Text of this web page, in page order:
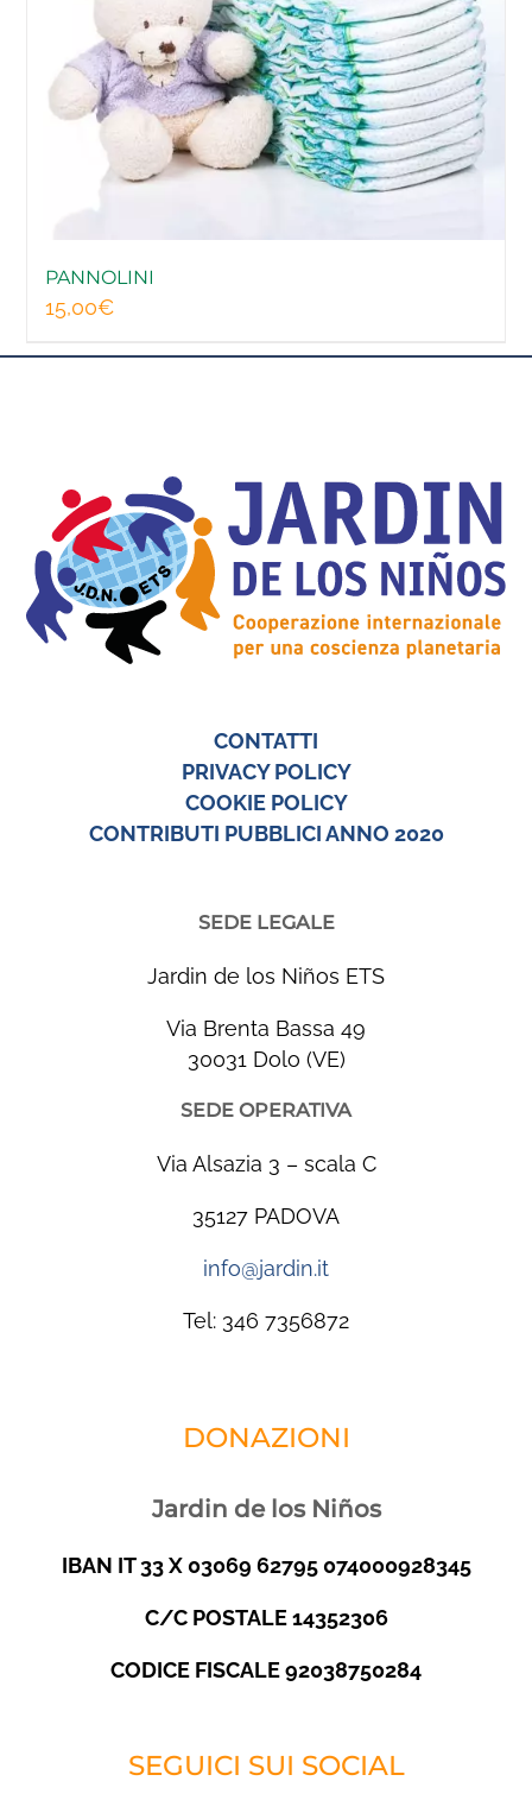
PANNOLINI
15,00€
CONTATTI
PRIVACY POLICY
COOKIE POLICY
CONTRIBUTI PUBBLICI ANNO 2020
SEDE LEGALE
Jardin de los Niños ETS
Via Brenta Bassa 49
30031 Dolo (VE)
SEDE OPERATIVA
Via Alsazia 3 – scala C
35127 PADOVA
info@jardin.it
Tel: 346 7356872
DONAZIONI
Jardin de los Niños
IBAN IT 33 X 03069 62795 074000928345
C/C POSTALE 14352306
CODICE FISCALE 92038750284
SEGUICI SUI SOCIAL